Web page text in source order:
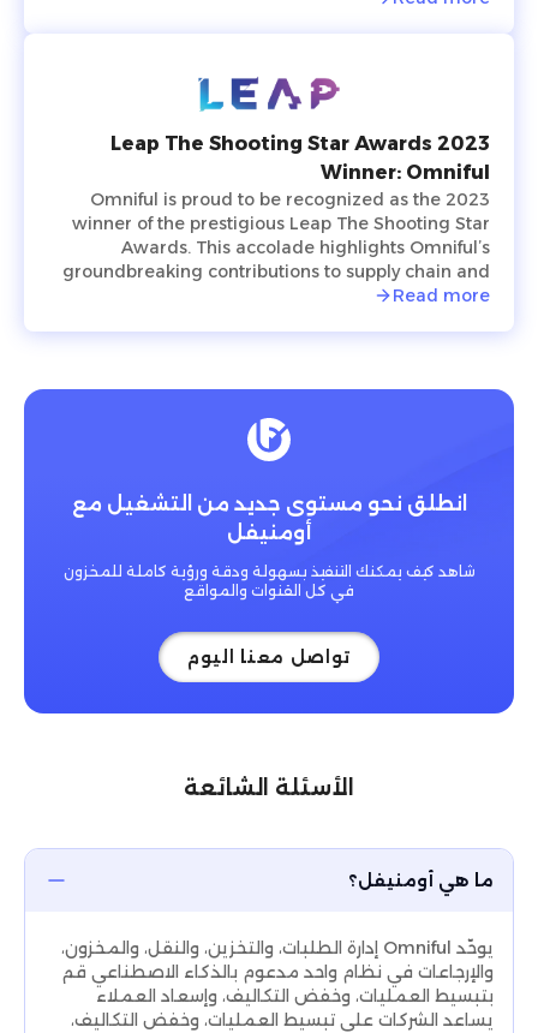
Leap The Shooting Star Awards 2023
Winner: Omniful
Omniful is proud to be recognized as the 2023
winner of the prestigious Leap The Shooting Star
Awards. This accolade highlights Omniful’s
groundbreaking contributions to supply chain and
logistics management, showcasing the platform’s
excellence, providing cutting-edge tools for
retailers, logistics providers, and e-commerce
businesses to enhance efficiency, reduce costs, and
achieve seamless integration across their supply
chain ecosystems. Winning this award underscores
Omniful’s leadership in transforming modern
logistics through technology.
Read more
انطلق نحو مستوى جديد من التشغيل مع
أومنيفل
شاهد كيف يمكنك التنفيذ بسهولة ودقة ورؤية كاملة للمخزون
في كل القنوات والمواقع
تواصل معنا اليوم
الأسئلة الشائعة
ما هي أومنيفل؟
يوحّد Omniful إدارة الطلبات، والتخزين، والنقل، والمخزون،
والإرجاعات في نظام واحد مدعوم بالذكاء الاصطناعي قم
بتبسيط العمليات، وخفض التكاليف، وإسعاد العملاء
يساعد الشركات على تبسيط العمليات، وخفض التكاليف،